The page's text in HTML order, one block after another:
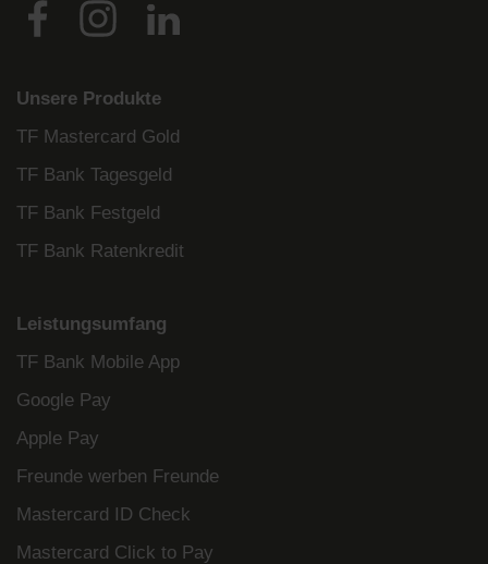
Unsere Produkte
TF Mastercard Gold
TF Bank Tagesgeld
TF Bank Festgeld
TF Bank Ratenkredit
Leistungsumfang
TF Bank Mobile App
Google Pay
Apple Pay
Freunde werben Freunde
Mastercard ID Check
Mastercard Click to Pay